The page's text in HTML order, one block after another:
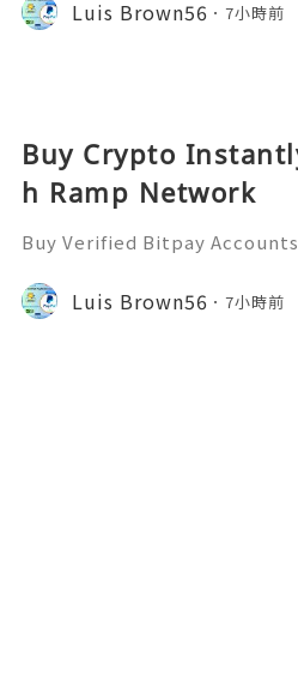
fied Cash App Accou
Luis Brown56 7小時前
Buy Crypto
h Ramp Network
Buy Verified Bitpay
to-Use Verified BitPay
ccounts for fast, secu
Luis Brown56 7小時前